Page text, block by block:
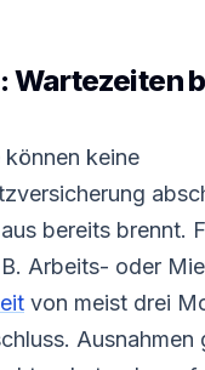
Wartezeiten
keine
bereits brennt.
Arbeits- oder
von meist drei
Ausnahmen